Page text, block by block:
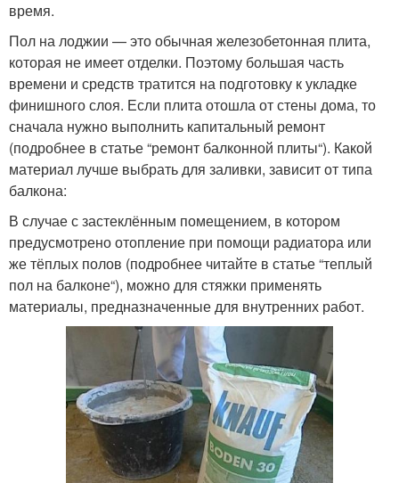
время.
Пол на лоджии — это обычная железобетонная плита,
которая не имеет отделки. Поэтому большая часть
времени и средств тратится на подготовку к укладке
финишного слоя. Если плита отошла от стены дома, то
сначала нужно выполнить капитальный ремонт
(подробнее в статье “ремонт балконной плиты“). Какой
материал лучше выбрать для заливки, зависит от типа
балкона:
В случае с застеклённым помещением, в котором
предусмотрено отопление при помощи радиатора или
же тёплых полов (подробнее читайте в статье “теплый
пол на балконе“), можно для стяжки применять
материалы, предназначенные для внутренних работ.